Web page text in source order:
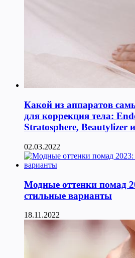
Какой из аппаратов
для коррекция тела:
Stratosphere, Beautylizer
02.03.2022
Модные оттенки помад
стильные варианты
18.11.2022